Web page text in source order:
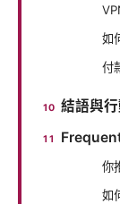
如
付
結語與
你
如